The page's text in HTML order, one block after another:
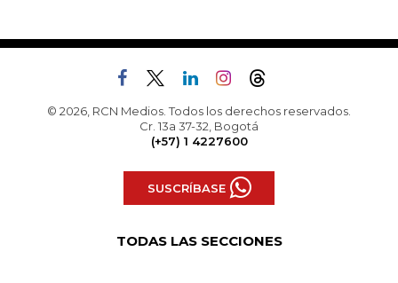
© 2026, RCN Medios. Todos los derechos reservados.
Cr. 13a 37-32, Bogotá
(+57) 1 4227600
SUSCRÍBASE
TODAS LAS SECCIONES